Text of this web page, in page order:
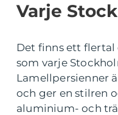
Varje
Det finns ett flertal
som varje
Lamellpersienner
och ger en stilren
aluminium- och